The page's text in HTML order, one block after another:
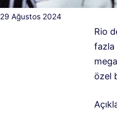
29 Ağustos 2024
Rio
fazla
özel